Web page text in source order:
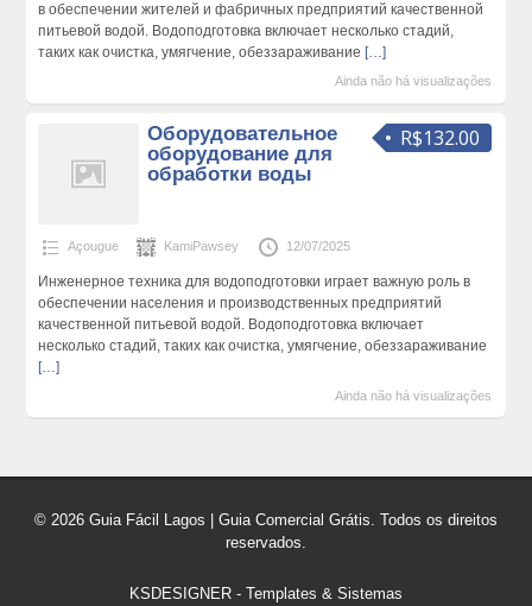
в обеспечении жителей и фабричных предприятий качественной
питьевой водой. Водоподготовка включает несколько стадий,
таких как очистка, умягчение, обеззараживание […]
Ainda não há visualizações
R$132.00
Оборудовательное
оборудование для
обработки воды
Açougue KamiPawsey 12/07/2025
Инженерное техника для водоподготовки играет важную роль в
обеспечении населения и производственных предприятий
качественной питьевой водой. Водоподготовка включает
несколько стадий, таких как очистка, умягчение, обеззараживание
[…]
Ainda não há visualizações
© 2026 Guia Fácil Lagos | Guia Comercial Grátis. Todos os direitos
reservados.
KSDESIGNER - Templates & Sistemas